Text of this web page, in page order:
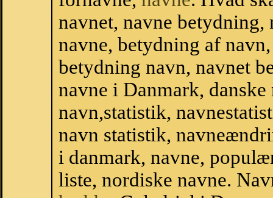
navnet, navne
navne, betydning af
betydning navn, navnet
navne i Danmark,
navn,statistik,
navn statistik,
i danmark, navne,
liste, nordiske navne.